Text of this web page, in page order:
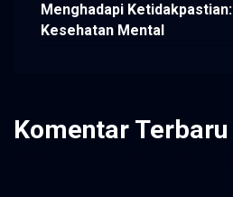
Menghadapi
Kesehatan Mental
Komentar Terbaru